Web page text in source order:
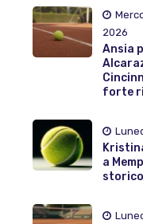
2026
Ansia
forte
a